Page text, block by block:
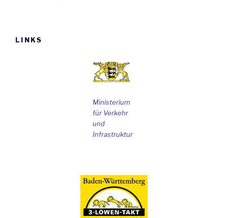
LINKS
Ministerium
für Verkehr
und
Infrastruktur